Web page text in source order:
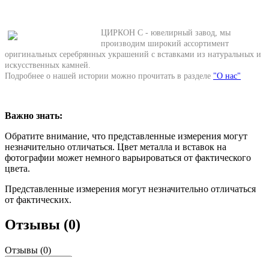
ЦИРКОН С - ювелирный завод, мы
производим широкий ассортимент
оригинальных серебрянных украшений с вставками из натуральных и
искусственных камней.
Подробнее о нашей истории можно прочитать в разделе "О нас"
Важно знать:
Обратите внимание, что представленные измерения могут
незначительно отличаться. Цвет металла и вставок на
фотографии может немного варьироваться от фактического
цвета.
Представленные измерения могут незначительно отличаться
от фактических.
Отзывы (0)
Отзывы (0)